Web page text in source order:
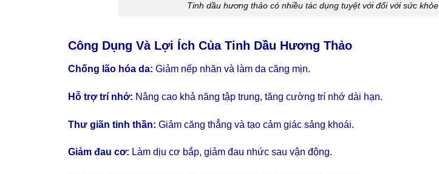
Tinh dầu hương thảo có nhiều tác dụng tuyệt với đối với sức khỏe
Công Dụng Và Lợi Ích Của Tinh Dầu Hương Thảo
Chống lão hóa da: Giảm nếp nhăn và làm da căng mịn.
Hỗ trợ trí nhớ: Nâng cao khả năng tập trung, tăng cường trí nhớ dài hạn.
Thư giãn tinh thần: Giảm căng thẳng và tạo cảm giác sảng khoái.
Giảm đau cơ: Làm dịu cơ bắp, giảm đau nhức sau vận động.